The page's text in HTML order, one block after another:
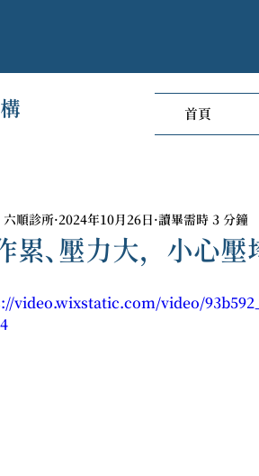
首頁
累、壓力大，小心壓
六順診所 2024年10月26日 讀畢需時 3 分鐘
video.wixstatic.com/video/